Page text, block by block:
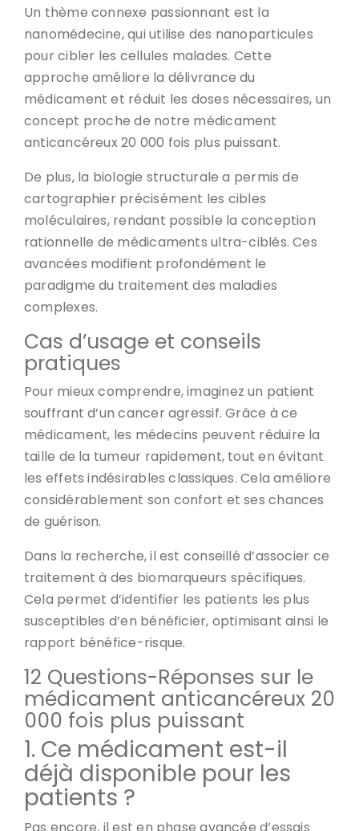
Un thème connexe passionnant est la
nanomédecine, qui utilise des nanoparticules
pour cibler les cellules malades. Cette
approche améliore la délivrance du
médicament et réduit les doses nécessaires, un
concept proche de notre médicament
anticancéreux 20 000 fois plus puissant.
De plus, la biologie structurale a permis de
cartographier précisément les cibles
moléculaires, rendant possible la conception
rationnelle de médicaments ultra-ciblés. Ces
avancées modifient profondément le
paradigme du traitement des maladies
complexes.
Cas d’usage et conseils
pratiques
Pour mieux comprendre, imaginez un patient
souffrant d’un cancer agressif. Grâce à ce
médicament, les médecins peuvent réduire la
taille de la tumeur rapidement, tout en évitant
les effets indésirables classiques. Cela améliore
considérablement son confort et ses chances
de guérison.
Dans la recherche, il est conseillé d’associer ce
traitement à des biomarqueurs spécifiques.
Cela permet d’identifier les patients les plus
susceptibles d’en bénéficier, optimisant ainsi le
rapport bénéfice-risque.
12 Questions-Réponses sur le
médicament anticancéreux 20
000 fois plus puissant
1. Ce médicament est-il
déjà disponible pour les
patients ?